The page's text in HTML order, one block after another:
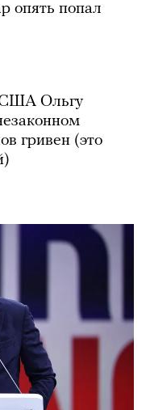
опять попал
США Ольгу
гривен (это